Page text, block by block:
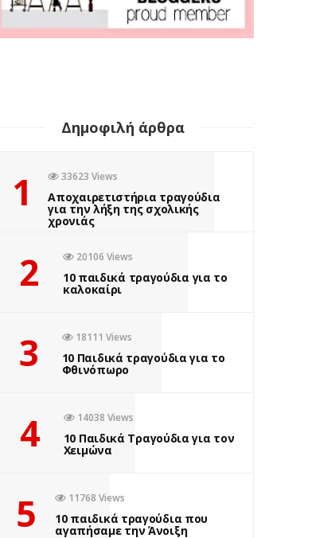
Δημοφιλή άρθρα
1 33623 Views
Αποχαιρετιστήρια τραγούδια
για την λήξη της σχολικής
χρονιάς
2 20106 Views
10 παιδικά τραγούδια για το
καλοκαίρι
3 18111 Views
10 Παιδικά τραγούδια για το
Φθινόπωρο
4 14038 Views
10 Παιδικά Τραγούδια για τον
Χειμώνα
5 11768 Views
10 παιδικά τραγούδια που
αγαπήσαμε την Άνοιξη